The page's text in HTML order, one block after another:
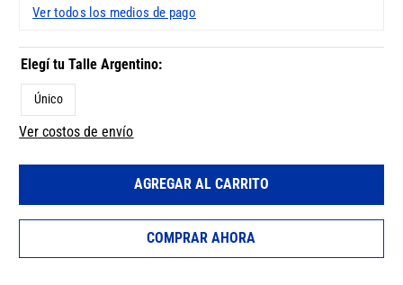
Ver todos los medios de pago
Único
Ver costos de envío
AGREGAR AL CARRITO
COMPRAR AHORA